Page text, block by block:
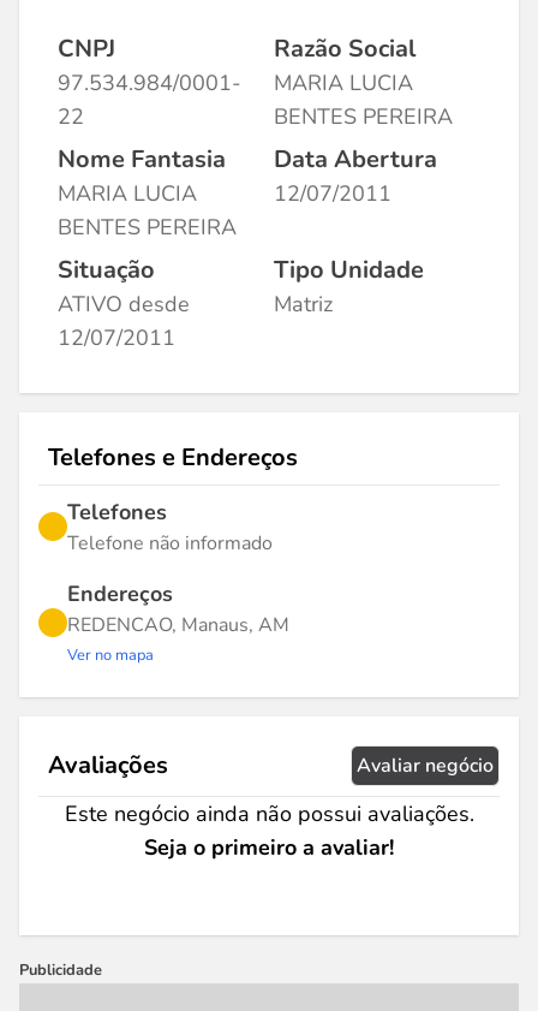
CNPJ
97.534.984/0001-
22
Razão Social
MARIA LUCIA
BENTES PEREIRA
Nome Fantasia
MARIA LUCIA
BENTES PEREIRA
Data Abertura
12/07/2011
Situação
ATIVO desde
12/07/2011
Tipo Unidade
Matriz
Telefones e Endereços
Telefones
Telefone não informado
Endereços
REDENCAO, Manaus, AM
Ver no mapa
Avaliações Avaliar negócio
Este negócio ainda não possui avaliações.
Seja o primeiro a avaliar!
Publicidade